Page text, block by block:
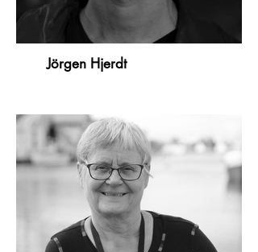
Jörgen Hjerdt